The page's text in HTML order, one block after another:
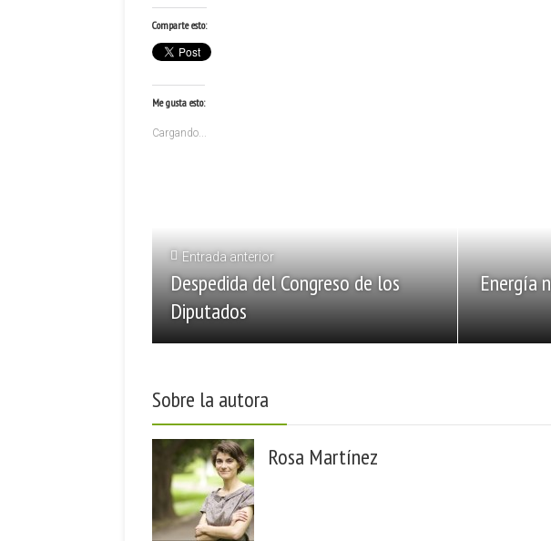
Comparte esto:
Me gusta esto:
Cargando...
Entrada anterior
Despedida del Congreso de los
Diputados
Energía
Sobre la autora
Rosa Martínez